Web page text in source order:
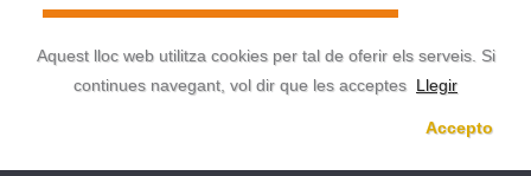
Aquest lloc web utilitza cookies per tal de oferir els serveis. Si
continues navegant, vol dir que les acceptes Llegir
Accepto